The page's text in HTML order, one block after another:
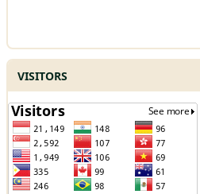
VISITORS